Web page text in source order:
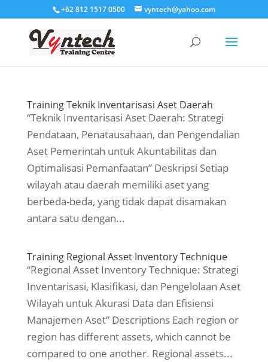
+62 812 1517 0500 vyntech@yahoo.com
Training Teknik Inventarisasi Aset Daerah
“Teknik Inventarisasi Aset Daerah: Strategi
Pendataan, Penatausahaan, dan Pengendalian
Aset Pemerintah untuk Akuntabilitas dan
Optimalisasi Pemanfaatan” Deskripsi Setiap
wilayah atau daerah memiliki aset yang
berbeda-beda, yang tidak dapat disamakan
antara satu dengan...
Training Regional Asset Inventory Technique
“Regional Asset Inventory Technique: Strategi
Inventarisasi, Klasifikasi, dan Pengelolaan Aset
Wilayah untuk Akurasi Data dan Efisiensi
Manajemen Aset” Descriptions Each region or
region has different assets, which cannot be
compared to one another. Regional assets...